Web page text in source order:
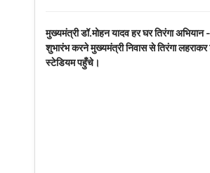
मुख्यमंत्री डॉ.मोहन यादव हर घर तिरंगा अभियान -
शुभारंभ करने मुख्यमंत्री निवास से तिरंगा लहराकर
स्टेडियम पहुँचे।